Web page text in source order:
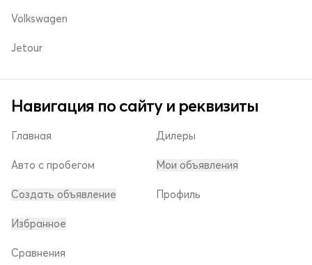
Volkswagen
Jetour
Навигация по сайту и реквизиты
Главная
Авто с пробегом
Создать объявление
Дилеры
Мои объявления
Профиль
Избранное
Сравнения